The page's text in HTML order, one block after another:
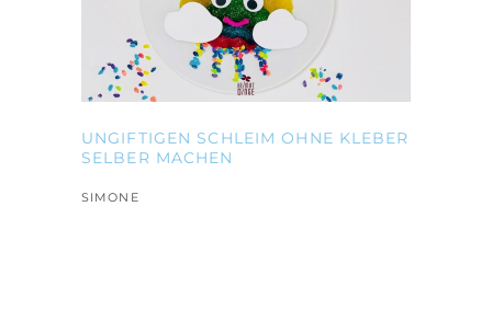
UNGIFTIGEN SCHLEIM OHNE KLEBER
SELBER MACHEN
SIMONE